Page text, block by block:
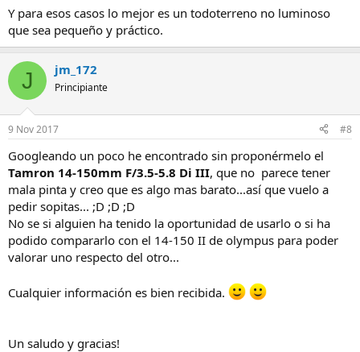
Buenas,
Gracias por tu comentario. Entiendo lo que me dices y lo cierto es
que no es que use ese rango muy muy a menudo, pero si bastantes
veces.
Lo que me pasa es que hay veces que igual hago una escapada de
fin de semana o simplemente voy a pasar el día por ahí con mi
novia, y aunque ella suele tener mucha paciencia conmigo ;D ;D
;D...el hecho de estar cambiando cada dos por tres de objetivo
resulta un poco cansino para ella o que simplemente no me apetece
llevar todo el equipo conmigo...
Es para ese tipo de salidas en las que no vas expresamente
pensando en sacar esta o aquella foto...digamos que no vas en plan
fotógrafo ;D ;D ;D...simplemente llevas la cámara por si surge algo
interesante...por eso quería algo con lo que poder abarcar varias
posibles situaciones...no se si me he conseguido explicar
Un saludo,
Y para esos casos lo mejor es un todoterreno no luminoso
que sea pequeño y práctico.
J jm_172
Principiante
9 Nov 2017 #8
Googleando un poco he encontrado sin proponérmelo el
Tamron 14-150mm F/3.5-5.8 Di III, que no parece tener
mala pinta y creo que es algo mas barato...así que vuelo a
pedir sopitas... ;D ;D ;D
No se si alguien ha tenido la oportunidad de usarlo o si ha
podido compararlo con el 14-150 II de olympus para poder
valorar uno respecto del otro...
Cualquier información es bien recibida.
Un saludo y gracias!